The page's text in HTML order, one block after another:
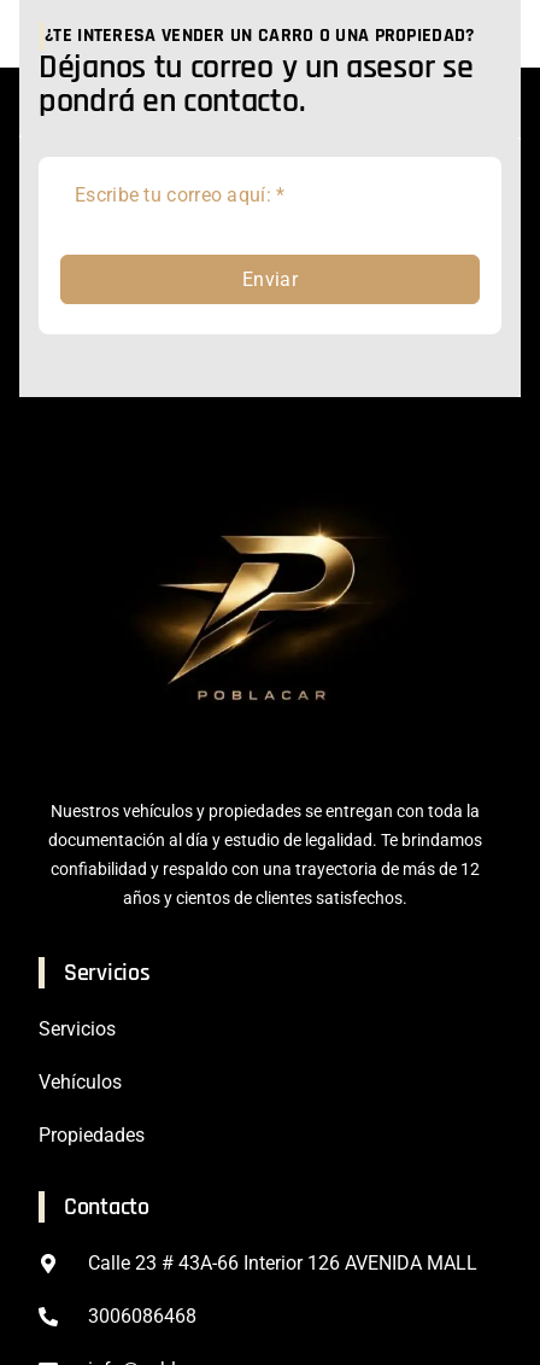
¿TE INTERESA VENDER UN CARRO O UNA PROPIEDAD?
Déjanos tu correo y un asesor se
pondrá en contacto.
Enviar
Nuestros vehículos y propiedades se entregan con toda la
documentación al día y estudio de legalidad. Te brindamos
confiabilidad y respaldo con una trayectoria de más de 12
años y cientos de clientes satisfechos.
Servicios
Servicios
Vehículos
Propiedades
Contacto
Calle 23 # 43A-66 Interior 126 AVENIDA MALL
3006086468